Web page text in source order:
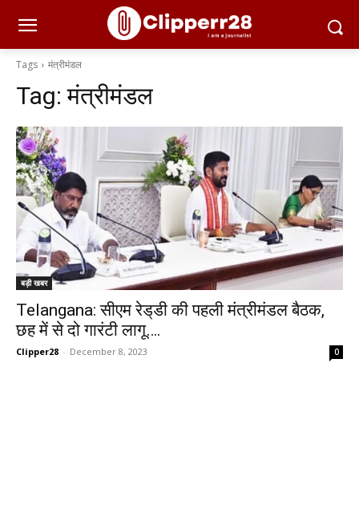
Tags मंत्रीमंडल
Tag:मंत्रीमंडल
बड़ी खबर
Telangana: सीएम रेड्‌डी की पहली मंत्रीमंडल बैठक,
छह में से दो गारंटी लागू….
Clipper28 - December 8, 2023 0